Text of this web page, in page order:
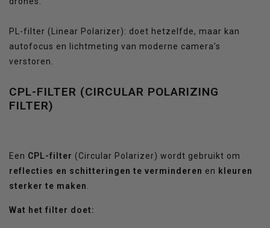
PL-filter (Linear Polarizer): doet hetzelfde, maar kan
autofocus en lichtmeting van moderne camera’s
verstoren.
CPL-FILTER (CIRCULAR POLARIZING
FILTER)
Een CPL-filter (Circular Polarizer) wordt gebruikt om
reflecties en schitteringen te verminderen en kleuren
sterker te maken
Wat het filter doet: